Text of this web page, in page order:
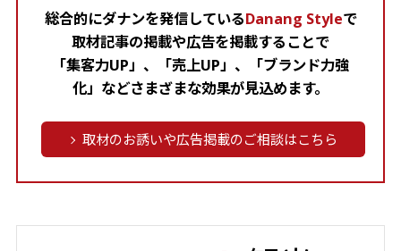
総合的にダナンを発信しているDanang Styleで
取材記事の掲載や広告を掲載することで
「集客力UP」、「売上UP」、「ブランド力強
化」などさまざまな効果が見込めます。
取材のお誘いや広告掲載のご相談はこちら